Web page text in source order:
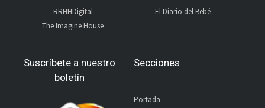
RRHHDigital
The Imagine House
El Diario del Bebé
Suscríbete a nuestro
boletín
Secciones
Portada